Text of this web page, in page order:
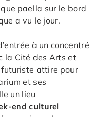
paella sur le bord
a vu le jour.
à un concentré
la Cité des Arts et
futuriste attire pour
et ses
un lieu
end culturel